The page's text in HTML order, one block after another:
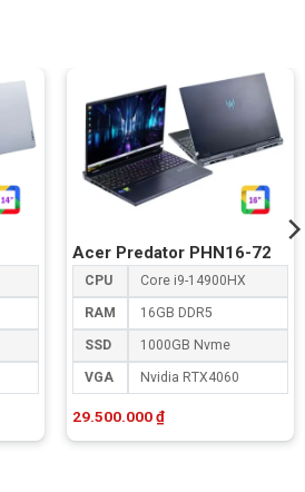
Acer Predator PHN16-72
CPU Core i9-14900HX
RAM 16GB DDR5
SSD 1000GB Nvme
VGA Nvidia RTX4060
29.500.000₫